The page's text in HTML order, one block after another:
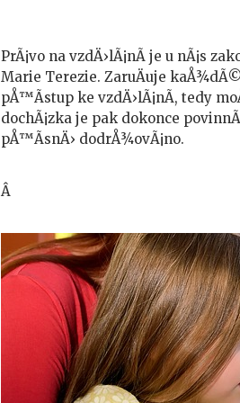
PrÃ¡vo na vzdÄ›lÃ¡nÃ­ je u nÃ¡s
Marie Terezie. ZaruÄuje
pÅ™Ã­stup ke vzdÄ›lÃ¡nÃ­, tedy
dochÃ¡zka je pak dokonce
pÅ™Ã­snÄ› dodrÅ¾ovÃ¡no.
Â